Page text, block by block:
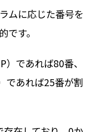
ムに応じた番号を
す。
であれば80番、
であれば25番が割